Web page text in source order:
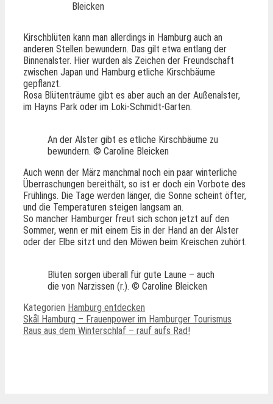
Bleicken
Kirschblüten kann man allerdings in Hamburg auch an
anderen Stellen bewundern. Das gilt etwa entlang der
Binnenalster. Hier wurden als Zeichen der Freundschaft
zwischen Japan und Hamburg etliche Kirschbäume
gepflanzt.
Rosa Blütenträume gibt es aber auch an der Außenalster,
im Hayns Park oder im Loki-Schmidt-Garten.
An der Alster gibt es etliche Kirschbäume zu
bewundern. © Caroline Bleicken
Auch wenn der März manchmal noch ein paar winterliche
Überraschungen bereithält, so ist er doch ein Vorbote des
Frühlings. Die Tage werden länger, die Sonne scheint öfter,
und die Temperaturen steigen langsam an.
So mancher Hamburger freut sich schon jetzt auf den
Sommer, wenn er mit einem Eis in der Hand an der Alster
oder der Elbe sitzt und den Möwen beim Kreischen zuhört.
Blüten sorgen überall für gute Laune – auch
die von Narzissen (r.). © Caroline Bleicken
Kategorien Hamburg entdecken
Skål Hamburg – Frauenpower im Hamburger Tourismus
Raus aus dem Winterschlaf – rauf aufs Rad!